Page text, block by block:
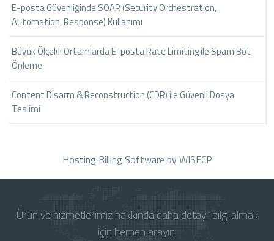
E-posta Güvenliğinde SOAR (Security Orchestration,
Automation, Response) Kullanımı
Büyük Ölçekli Ortamlarda E-posta Rate Limiting ile Spam Bot
Önleme
Content Disarm & Reconstruction (CDR) ile Güvenli Dosya
Teslimi
Hosting Billing Software by WISECP
Ürün ve hizmetlerimiz hakkında daha detaylı bilgi almak
için hemen arayın.